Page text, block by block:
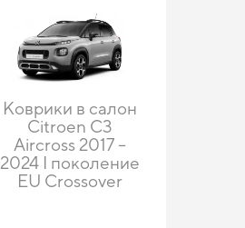
Коврики в салон
Citroen C3
Aircross 2017 –
2024 I поколение
EU Crossover